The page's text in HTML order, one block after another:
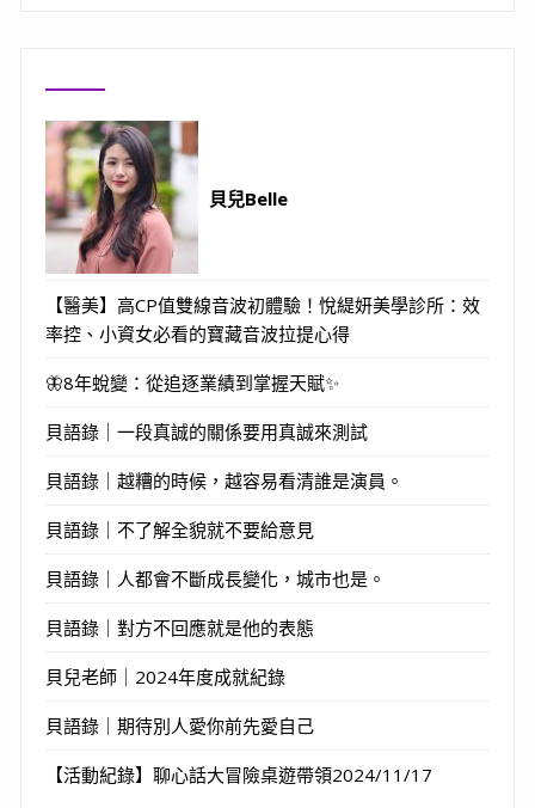
貝兒Belle
【醫美】高CP值雙線音波初體驗！悅緹妍美學診所：效
率控、小資女必看的寶藏音波拉提心得
🦋8年蛻變：從追逐業績到掌握天賦✨
貝語錄｜一段真誠的關係要用真誠來測試
貝語錄｜越糟的時候，越容易看清誰是演員。
貝語錄｜不了解全貌就不要給意見
貝語錄｜人都會不斷成長變化，城市也是。
貝語錄｜對方不回應就是他的表態
貝兒老師｜2024年度成就紀錄
貝語錄｜期待別人愛你前先愛自己
【活動紀錄】聊心話大冒險桌遊帶領2024/11/17